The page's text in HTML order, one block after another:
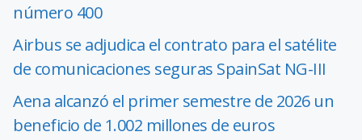
número 400
Airbus se adjudica el contrato para el satélite
de comunicaciones seguras SpainSat NG-III
Aena alcanzó el primer semestre de 2026 un
beneficio de 1.002 millones de euros